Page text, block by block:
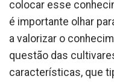
colocar esse
é importante olhar
a valorizar o
questão das
características, que